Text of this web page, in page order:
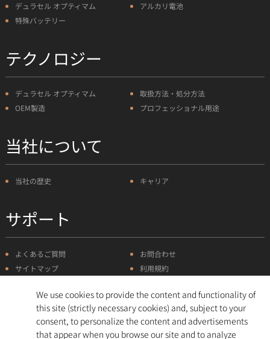
デュラセル オプティマム
アルカリ電池
特殊バッテリー
テクノロジー
デュラセル オプティマム
取扱方法・処分方法
OEM製造
プロフェッショナル用途
当社について
当社の歴史 キャリア
サポート
よくあるご質問
お問合わせ
サイトマップ
利用規約
Facebook
(opens
Linked
In
YouTube
(opens
We use cookies to provide the content and functionality of
this site (strictly necessary cookies) and, subject to your
consent, to personalize the content and advertisements
that appear when you browse our site and to analyze